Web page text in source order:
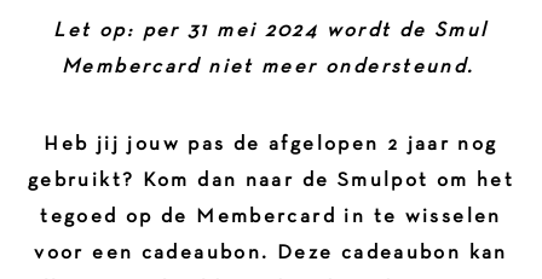
Let op: per 31 mei 2024 wordt de Smul
Membercard niet meer ondersteund.
Heb jij jouw pas de afgelopen 2 jaar nog
gebruikt? Kom dan naar de Smulpot om het
tegoed op de Membercard in te wisselen
voor een cadeaubon. Deze cadeaubon kan